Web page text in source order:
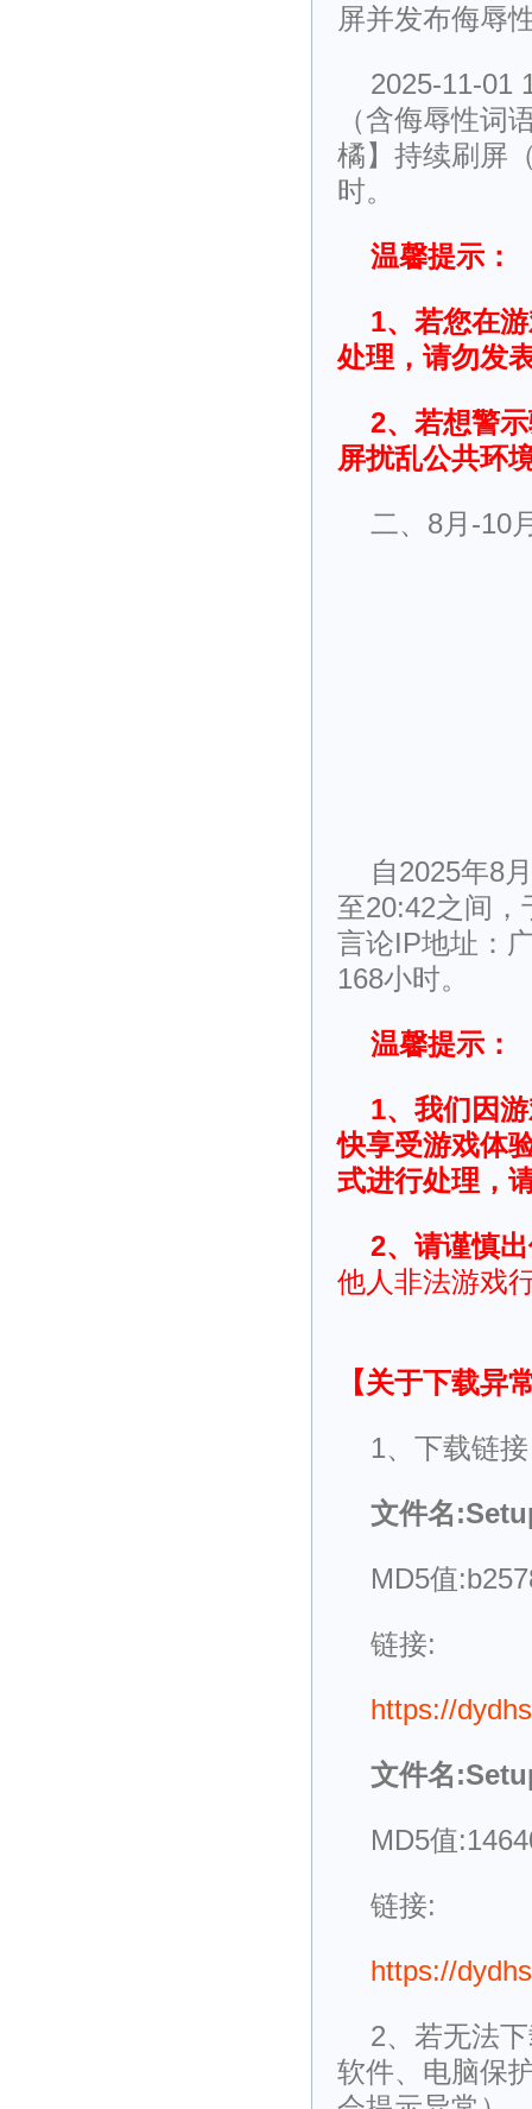
屏并发布侮辱
2025-11-01
（含侮辱性词
橘】持续刷屏
时。
温馨提示：
1、若您在
处理，请勿发
2、若想警
屏扰乱公共环
二、8月-10
自2025年8
至20:42之间
言论IP地址：
168小时。
温馨提示：
1、我们因
快享受游戏体
式进行处理，
2、请谨慎
他人非法游戏
【关于下载异
1、下载链
文件名
MD5值
链接:
https://
文件名
MD5值
链接:
https://
2、若无法
软件、电脑保